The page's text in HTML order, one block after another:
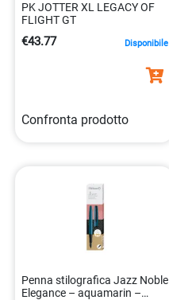
PK JOTTER XL LEGACY OF
FLIGHT GT
€43.77 Disponibile
Confronta prodotto
Penna stilografica Jazz Noble
Elegance – aquamarin –